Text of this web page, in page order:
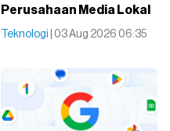
Perusahaan Media Lokal
Teknologi | 03 Aug 2026 06:35